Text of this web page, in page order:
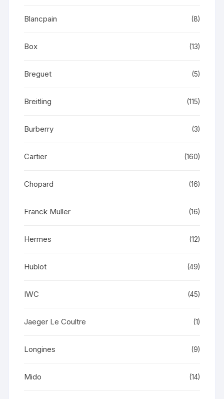
Blancpain (8)
Box (13)
Breguet (5)
Breitling (115)
Burberry (3)
Cartier (160)
Chopard (16)
Franck Muller (16)
Hermes (12)
Hublot (49)
IWC (45)
Jaeger Le Coultre (1)
Longines (9)
Mido (14)